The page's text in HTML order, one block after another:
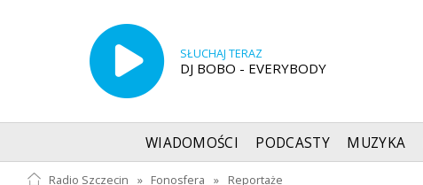
SŁUCHAJ TERAZ
DJ BOBO - EVERYBODY
WIADOMOŚCI PODCASTY MUZYKA
Radio Szczecin » Fonosfera » Reportaże